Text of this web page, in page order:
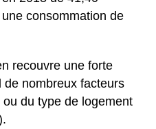
consommation de
recouvre une forte
nombreux facteurs
du type de logement